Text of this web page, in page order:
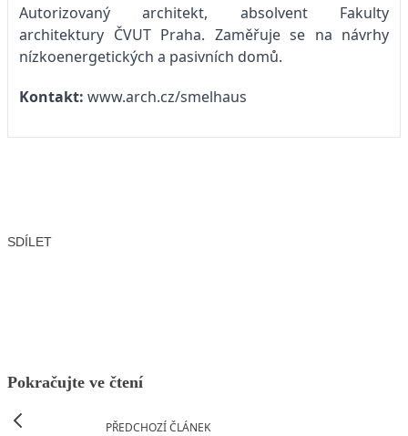
Autorizovaný architekt, absolvent Fakulty
architektury ČVUT Praha. Zaměřuje se na návrhy
nízkoenergetických a pasivních domů.
Kontakt: www.arch.cz/smelhaus
SDÍLET
Pokračujte ve čtení
PŘEDCHOZÍ ČLÁNEK